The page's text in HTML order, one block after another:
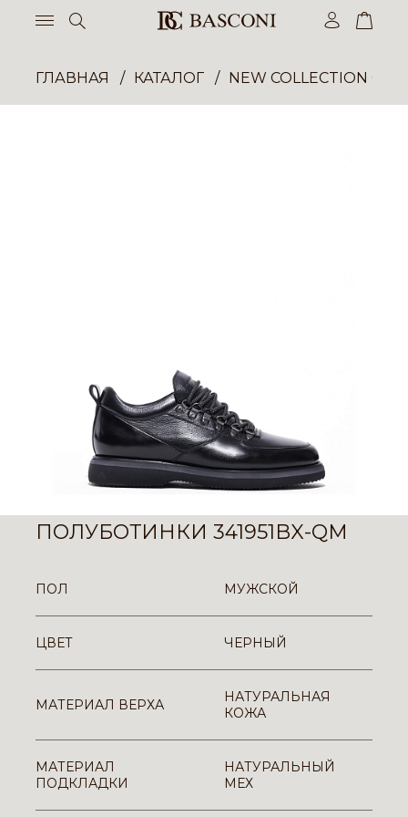
ГЛАВНАЯ КАТАЛОГ NEW COLLECTION
ПОЛУБОТИНКИ 341951BX-QM
ПОЛ МУЖСКОЙ
ЦВЕТ ЧЕРНЫЙ
МАТЕРИАЛ ВЕРХА
НАТУРАЛЬНАЯ
КОЖА
МАТЕРИАЛ
ПОДКЛАДКИ
НАТУРАЛЬНЫЙ
МЕХ